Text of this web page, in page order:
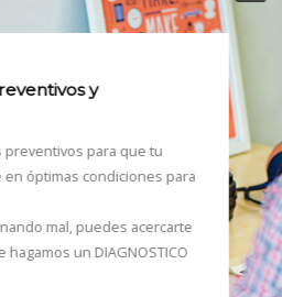
y
para que tu
óptimas condiciones para
mal, puedes acercarte
un DIAGNOSTICO